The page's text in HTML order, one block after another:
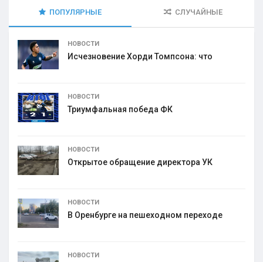
ПОПУЛЯРНЫЕ СЛУЧАЙНЫЕ
НОВОСТИ
Исчезновение Хорди Томпсона: что
НОВОСТИ
Триумфальная победа ФК
НОВОСТИ
Открытое обращение директора УК
НОВОСТИ
В Оренбурге на пешеходном переходе
НОВОСТИ